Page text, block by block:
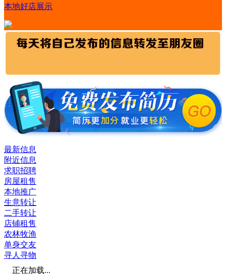
本地好店展示
最新信息
附近信息
求职招聘
房屋租售
本地推广
生意转让
二手转让
店铺租售
农林牧渔
单身交友
寻人寻物
正在加载...